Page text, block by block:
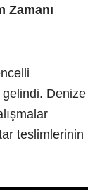
Zamanı
gelindi. Denize
teslimlerinin